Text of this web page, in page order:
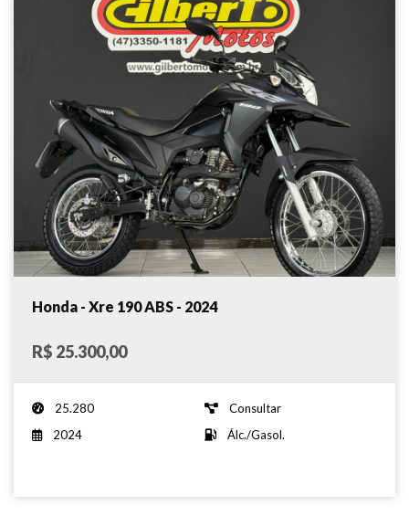
Honda - Xre 190 ABS - 2024
R$ 25.300,00
25.280
Consultar
2024
Álc./Gasol.